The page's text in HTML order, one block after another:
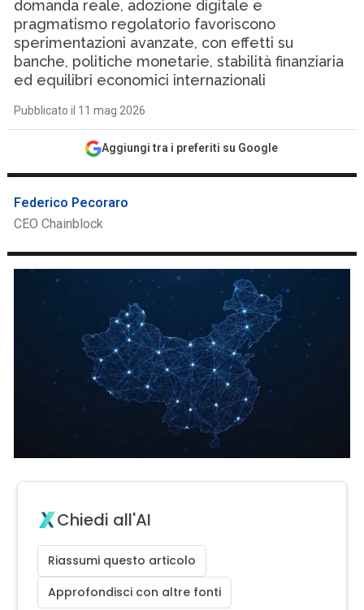
domanda reale, adozione digitale e
pragmatismo regolatorio favoriscono
sperimentazioni avanzate, con effetti su
banche, politiche monetarie, stabilità finanziaria
ed equilibri economici internazionali
Pubblicato il 11 mag 2026
Aggiungi tra i preferiti su Google
Federico Pecoraro
CEO Chainblock
Chiedi all'AI
Riassumi questo articolo
Approfondisci con altre fonti